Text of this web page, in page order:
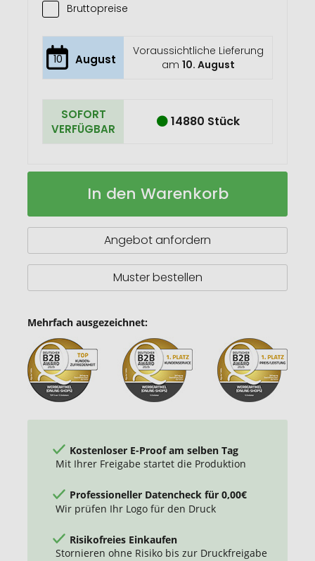
Bruttopreise
10 August
Voraussichtliche Lieferung
am 10. August
SOFORT
VERFÜGBAR
14880 Stück
MIRROR
Make-
Auf
In den Warenkorb
Angebot anfordern
Muster bestellen
Mehrfach ausgezeichnet:
Kostenloser E-Proof am selben Tag
Mit Ihrer Freigabe startet die Produktion
Professioneller Datencheck für 0,00€
Wir prüfen Ihr Logo für den Druck
Risikofreies Einkaufen
Stornieren ohne Risiko bis zur Druckfreigabe